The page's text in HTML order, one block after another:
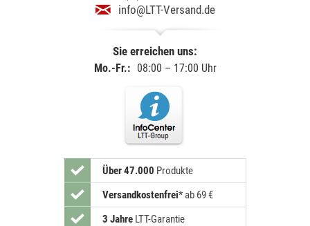
info@LTT-Versand.de
Sie erreichen uns:
Mo.-Fr.: 08:00 – 17:00 Uhr
Über 47.000 Produkte
Versandkostenfrei* ab 69 €
3 JahreLTT-Garantie